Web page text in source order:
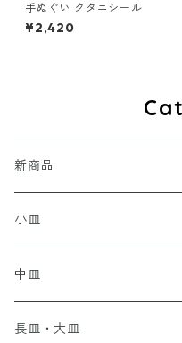
手ぬぐい クタニシール
¥2,420
新商品
小皿
中皿
長皿・大皿